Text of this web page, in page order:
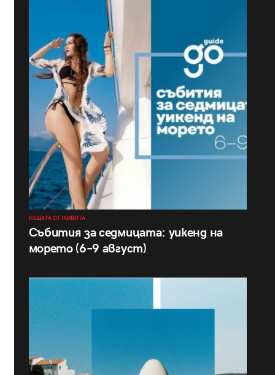
НЕЩАТА ОТ ЖИВОТА
Събития за седмицата: уикенд на
морето (6–9 август)